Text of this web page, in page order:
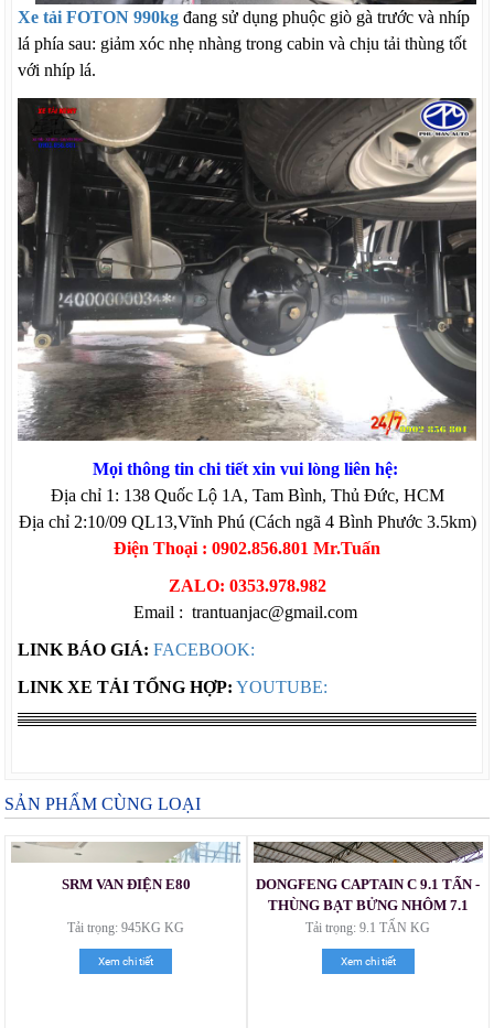
Xe tải FOTON 990kg đang sử dụng phuộc giò gà trước và nhíp
lá phía sau: giảm xóc nhẹ nhàng trong cabin và chịu tải thùng tốt
với nhíp lá.
Mọi thông tin chi tiết xin vui lòng liên hệ:
Địa chỉ 1: 138 Quốc Lộ 1A, Tam Bình, Thủ Đức, HCM
Địa chỉ 2:10/09 QL13,Vĩnh Phú (Cách ngã 4 Bình Phước 3.5km)
Điện Thoại : 0902.856.801 Mr.Tuấn
ZALO: 0353.978.982
Email : trantuanjac@gmail.com
LINK BÁO GIÁ: FACEBOOK:
LINK XE TẢI TỔNG HỢP: YOUTUBE:
SẢN PHẨM CÙNG LOẠI
SRM VAN ĐIỆN E80
Tải trọng: 945KG KG
Xem chi tiết
DONGFENG CAPTAIN C 9.1 TẤN -
THÙNG BẠT BỬNG NHÔM 7.1
MÉT
Tải trọng: 9.1 TẤN KG
Xem chi tiết